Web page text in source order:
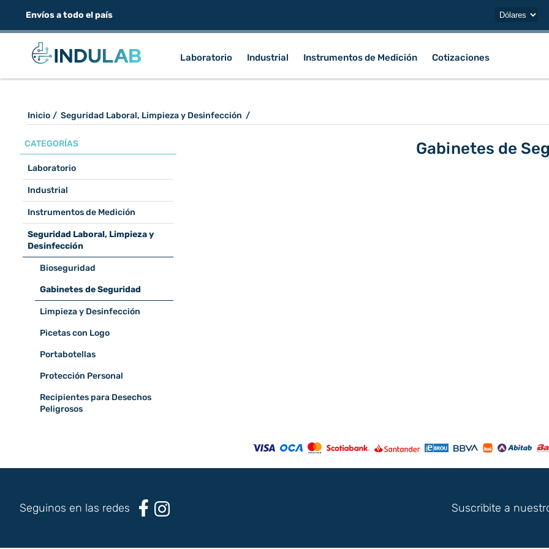
Envíos a todo el país
Laboratorio Industrial Instrumentos de Medición Cotizaciones
Inicio / Seguridad Laboral, Limpieza y Desinfección /
Gabinetes de
CATEGORÍAS
Laboratorio
Industrial
Instrumentos de Medición
Seguridad Laboral, Limpieza y
Desinfección
Bioseguridad
Gabinetes de Seguridad
Limpieza y Desinfección
Picetas con Logo
Portabotellas
Protección Personal
Recipientes para Desechos
Peligrosos
Seguinos en las redes Suscribite a